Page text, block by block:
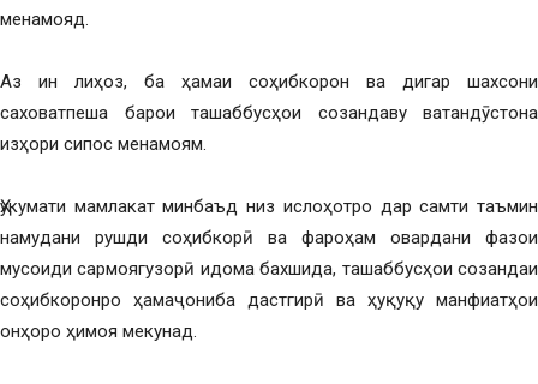
менамояд.
Аз ин лиҳоз, ба ҳамаи соҳибкорон ва дигар шахсони
саховатпеша барои ташаббусҳои созандаву ватандӯстона
изҳори сипос менамоям.
Ҳукумати мамлакат минбаъд низ ислоҳотро дар самти таъмин
намудани рушди соҳибкорӣ ва фароҳам овардани фазои
мусоиди сармоягузорӣ идома бахшида, ташаббусҳои созандаи
соҳибкоронро ҳамаҷониба дастгирӣ ва ҳуқуқу манфиатҳои
онҳоро ҳимоя мекунад.